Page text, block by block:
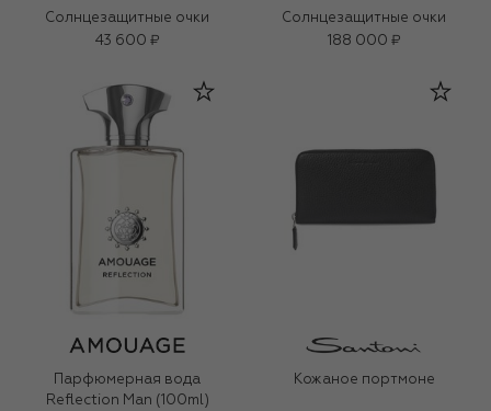
Солнцезащитные очки
43 600 ₽
Солнцезащитные очки
188 000 ₽
Парфюмерная вода
Reflection Man (100ml)
Кожаное портмоне